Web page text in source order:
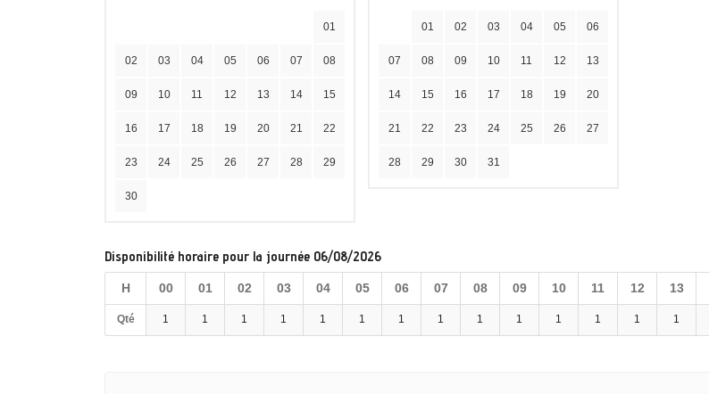
01
02 03 04 05 06 07 08
09 10 11 12 13 14 15
16 17 18 19 20 21 22
23 24 25 26 27 28 29
30
01 02 03 04 05 06
07 08 09 10 11 12 13
14 15 16 17 18 19 20
21 22 23 24 25 26 27
28 29 30 31
Disponibilité horaire pour la journée 06/08/2026
H 00 01 02 03 04 05 06 07 08 09 10 11 12 13
Qté 1 1 1 1 1 1 1 1 1 1 1 1 1 1